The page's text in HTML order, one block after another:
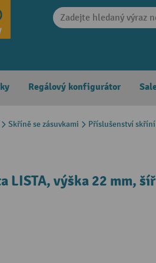
Regálový konfigurátor
Skříně se zásuvkami Příslušenství
LISTA, výška 22 mm,